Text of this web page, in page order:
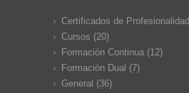
Certificados de Profesionalidad
Cursos (20)
Formación Continua (12)
Formación Dual (7)
General (36)